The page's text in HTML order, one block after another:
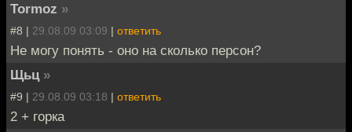
Tormoz »
#8 | 29.08.09 03:09 | ответить
Не могу понять - оно на сколько персон?
Щьц »
#9 | 29.08.09 03:18 | ответить
2 + горка